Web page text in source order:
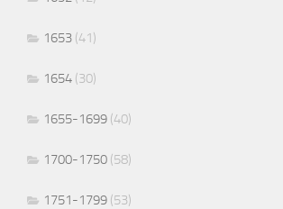
1653 (41)
1654 (30)
1655-1699 (40)
1700-1750 (58)
1751-1799 (53)